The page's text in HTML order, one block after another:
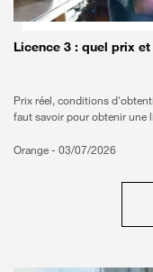
Bon à
Licence 3 : quel prix
Prix réel, conditions
faut savoir pour obtenir une
Orange - 03/07/2026